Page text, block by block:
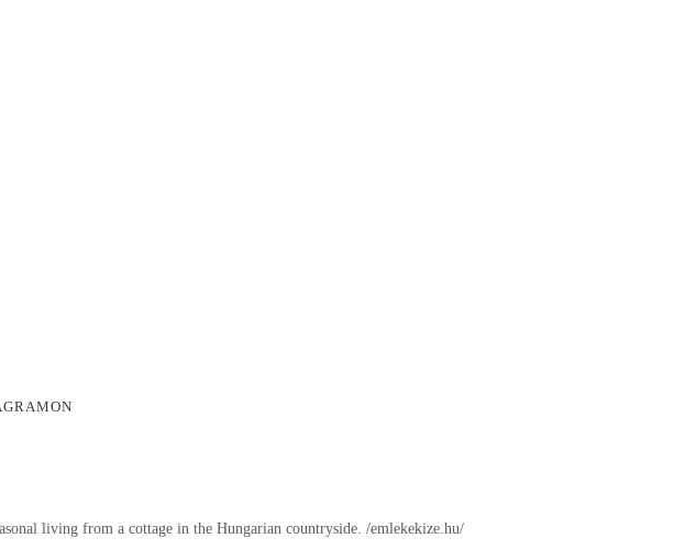
living from a cottage in the Hungarian countryside. /emlekekize.hu/